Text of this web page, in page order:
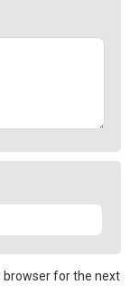
browser for the next